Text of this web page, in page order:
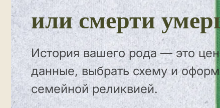
или смерти
История вашего рода — это
данные, выбрать схему и
семейной реликвией.